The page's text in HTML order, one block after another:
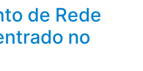
de Rede
no